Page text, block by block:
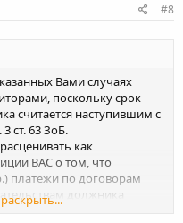
#8
Вами случаях
поскольку срок
считается наступившим с
ст. 63 ЗоБ.
как
ВАС о том, что
платежи по договорам
должника